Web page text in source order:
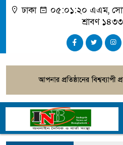
ঢাকা ০৫:০১:২১ এএম,
শ্রাবণ ১৪৩৩